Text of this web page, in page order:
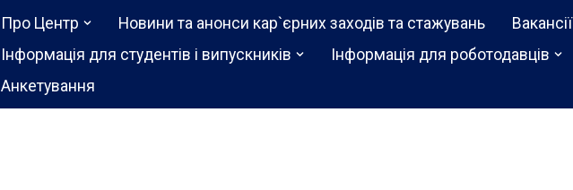
Про Центр Новини та анонси кар`єрних заходів та стажувань
Вакансії
Інформація для студентів і випускників
Інформація для роботодавців
Анкетування